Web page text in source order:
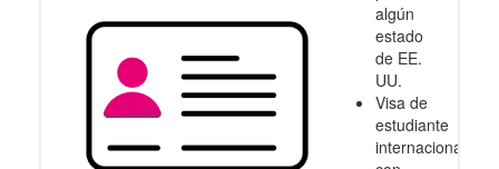
algún
estado
de EE.
UU.
Visa de
estudiante
internacional